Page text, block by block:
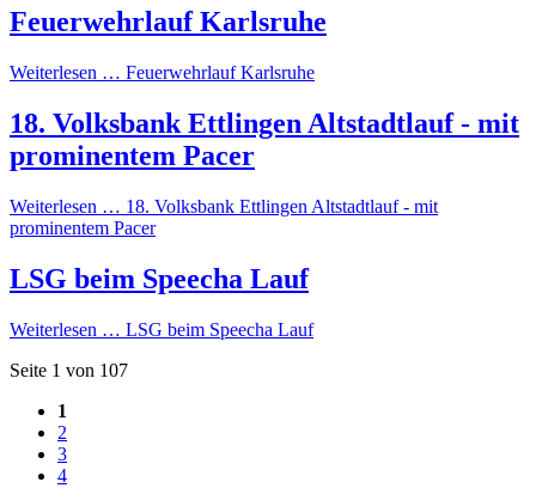
Feuerwehrlauf Karlsruhe
Weiterlesen … Feuerwehrlauf Karlsruhe
18. Volksbank Ettlingen Altstadtlauf - mit
prominentem Pacer
Weiterlesen … 18. Volksbank Ettlingen Altstadtlauf - mit
prominentem Pacer
LSG beim Speecha Lauf
Weiterlesen … LSG beim Speecha Lauf
Seite 1 von 107
1
2
3
4